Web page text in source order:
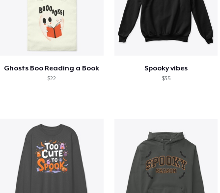
Ghosts Boo Reading a Book
$22
Spooky vibes
$35